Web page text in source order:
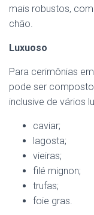
mais robustos,
chão.
Luxuoso
Para cerimônias
pode ser
inclusive de vários
caviar;
lagosta;
vieiras;
filé mignon;
trufas;
foie gras.